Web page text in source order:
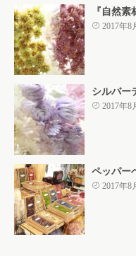
『自然
2017年8
シルバー
2017年8
ペッパー
2017年8